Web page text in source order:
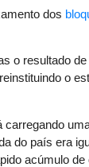
dos
o resultado
o
carregando
do país era
acúmulo